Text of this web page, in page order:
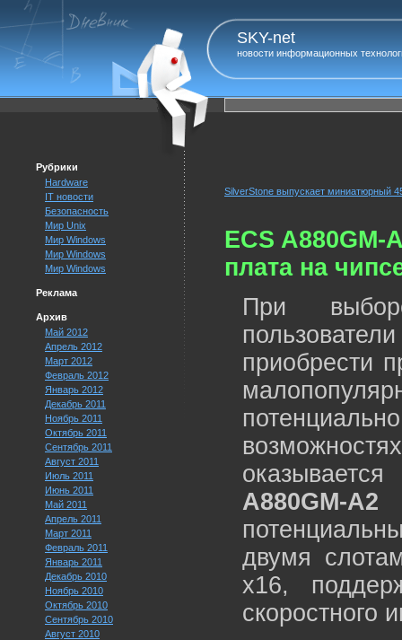
SKY-net
новости информационных
Рубрики
Hardware
IT новости
Безопасность
Мир Unix
Мир Windows
Мир Windows
Мир Windows
Реклама
Архив
Май 2012
Апрель 2012
Март 2012
Февраль 2012
Январь 2012
Декабрь 2011
Ноябрь 2011
Октябрь 2011
Сентябрь 2011
Август 2011
Июль 2011
Июнь 2011
Май 2011
Апрель 2011
Март 2011
Февраль 2011
Январь 2011
Декабрь 2010
Ноябрь 2010
Октябрь 2010
Сентябрь 2010
Август 2010
SilverStone выпускает миниатюрный
ECS A880GM-
плата на
При
приобрести
A880GM-A2
двумя
x16,
скоростного